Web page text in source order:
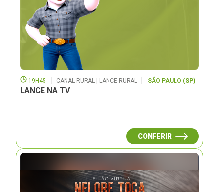
19H45 CANAL RURAL | LANCE RURAL SÃO PAULO (SP)
LANCE NA TV
CONFERIR